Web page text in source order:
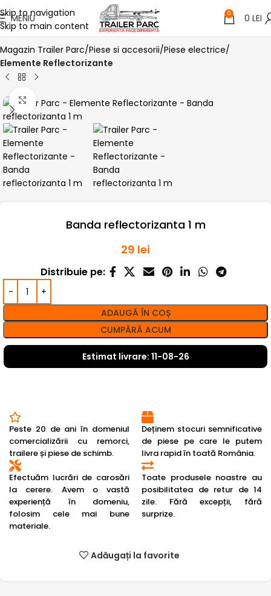
Skip to navigation
Skip to main content
MENIU 0 0 LEI
Magazin Trailer Parc Piese si accesorii Piese electrice
Elemente Reflectorizante
Click pentru a mari
Banda reflectorizanta 1 m
29 lei
Distribuie pe:
ADAUGĂ ÎN COȘ
CUMPĂRĂ ACUM
Estimat livrare: 11-08-26
Peste 20 de ani în domeniul
comercializării cu remorci,
trailere și piese de schimb.
Efectuăm lucrări de carosări
la cerere. Avem o vastă
experiență în domeniu,
folosim cele mai bune
materiale.
Deținem stocuri semnificative
de piese pe care le putem
livra rapid în toată România.
Toate produsele noastre au
posibilitatea de retur de 14
zile. Fără excepții, fără
surprize.
Adăugați la favorite